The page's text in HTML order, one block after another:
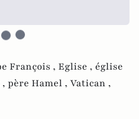
François , Eglise , église
père Hamel , Vatican ,